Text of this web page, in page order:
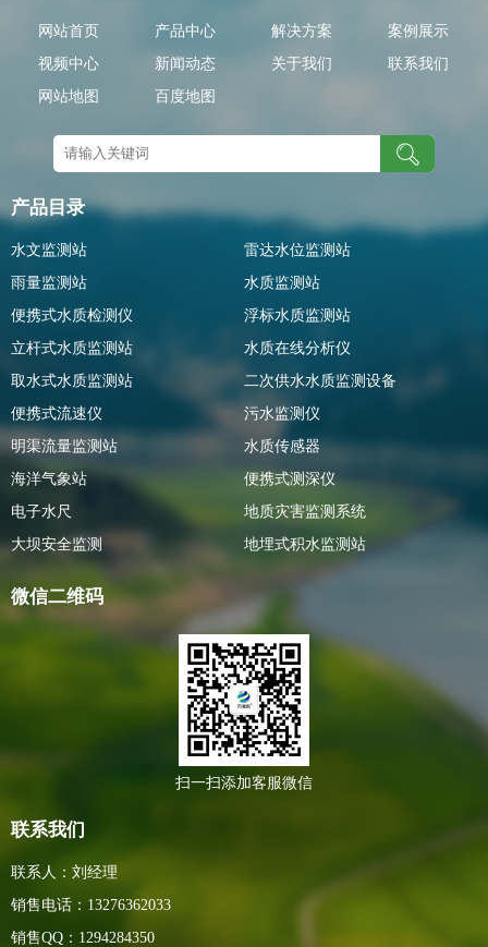
网站首页 产品中心 解决方案
案例展示
视频中心
新闻动态 关于我们
联系我们
网站地图
百度地图
产品目录
水文监测站
雷达水位监测站
雨量监测站
水质监测站
便携式水质检测仪
浮标水质监测站
立杆式水质监测站
水质在线分析仪
取水式水质监测站
二次供水水质监测设备
便携式流速仪
污水监测仪
明渠流量监测站
水质传感器
海洋气象站
便携式测深仪
电子水尺
地质灾害监测系统
大坝安全监测
地埋式积水监测站
微信二维码
扫一扫添加客服微信
联系我们
联系人：刘经理
销售电话：13276362033
销售QQ：1294284350